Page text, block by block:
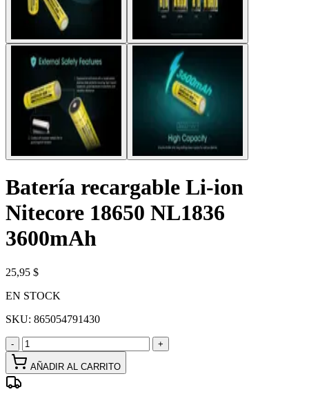
Batería recargable Li-ion
Nitecore 18650 NL1836
3600mAh
25,95 $
EN STOCK
SKU: 865054791430
- +
AÑADIR AL CARRITO